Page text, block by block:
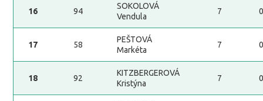
16 94
SOKOLOVÁ
Vendula
7
17 58
PEŠTOVÁ
Markéta
7
18 92
KITZBERGEROVÁ
Kristýna
7